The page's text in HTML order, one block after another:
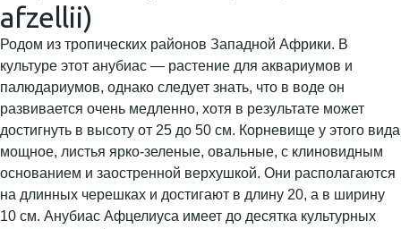
afzellii)
Родом из тропических районов Западной Африки. В
культуре этот анубиас — растение для аквариумов и
палюдариумов, однако следует знать, что в воде он
развивается очень медленно, хотя в результате может
достигнуть в высоту от 25 до 50 см. Корневище у этого вида
мощное, листья ярко-зеленые, овальные, с клиновидным
основанием и заостренной верхушкой. Они располагаются
на длинных черешках и достигают в длину 20, а в ширину
10 см. Анубиас Афцелиуса имеет до десятка культурных